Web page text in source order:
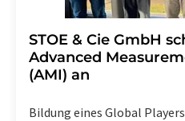
STOE & Cie GmbH
Advanced
(AMI) an
Bildung eines Global